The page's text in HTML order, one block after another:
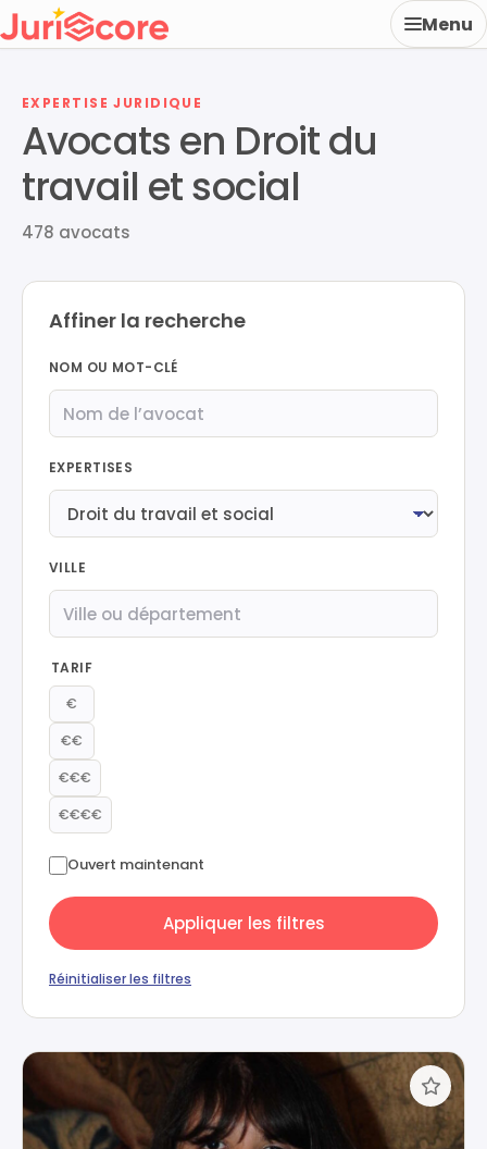
Menu
EXPERTISE JURIDIQUE
Avocats en Droit du
travail et social
478 avocats
Affiner la recherche
NOM OU MOT-CLÉ
EXPERTISES
VILLE
TARIF
€
€€
€€€
€€€€
Ouvert maintenant
Appliquer les filtres
Réinitialiser les filtres